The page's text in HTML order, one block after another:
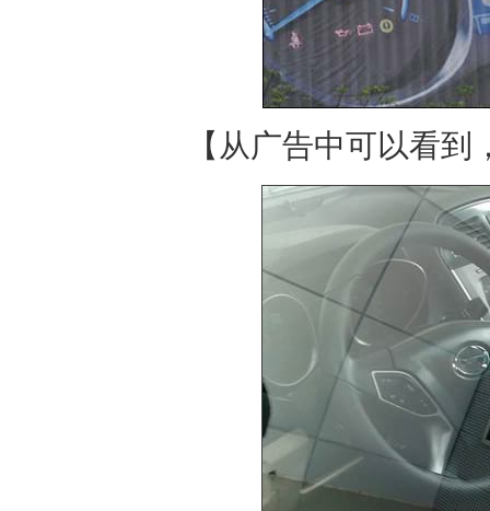
【从广告中可以看到